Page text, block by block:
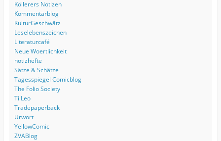
Köllerers Notizen
Kommentarblog
KulturGeschwätz
Leselebenszeichen
Literaturcafé
Neue Woertlichkeit
notizhefte
Sätze & Schätze
Tagesspiegel Comicblog
The Folio Society
Ti Leo
Tradepaperback
Urwort
YellowComic
ZVABlog